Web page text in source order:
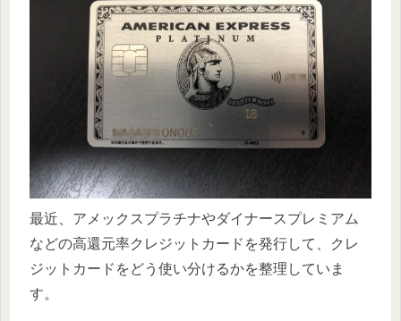
最近、アメックスプラチナやダイナースプレミアム
などの高還元率クレジットカードを発行して、クレ
ジットカードをどう使い分けるかを整理していま
す。